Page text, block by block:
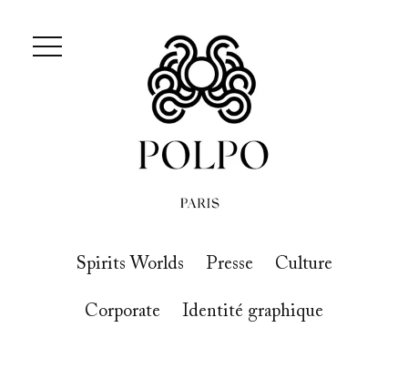
Spirits Worlds Presse Culture
Corporate Identité graphique